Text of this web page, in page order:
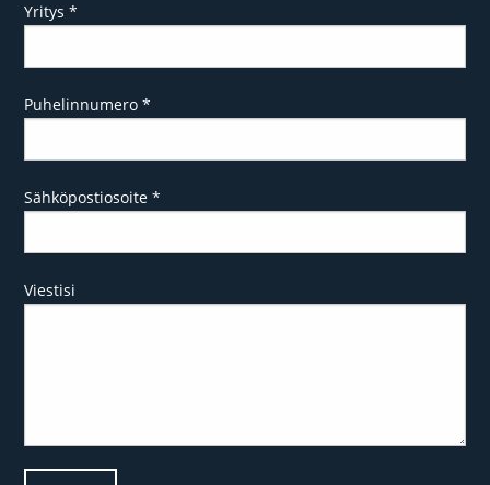
Yritys*
Puhelinnumero*
Sähköpostiosoite*
Viestisi